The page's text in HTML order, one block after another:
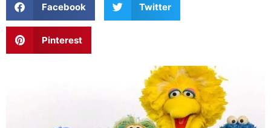
Facebook Twitter
Pinterest